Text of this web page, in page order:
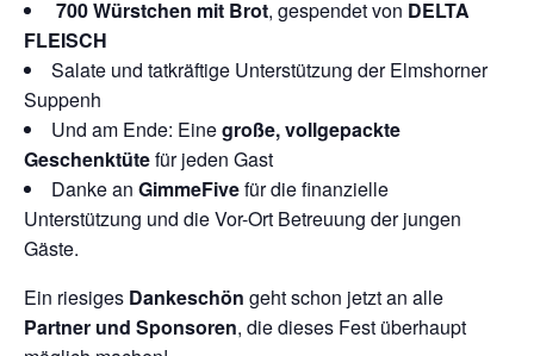
700 Würstchen mit Brot, gespendet von DELTA
FLEISCH
Salate und tatkräftige Unterstützung der Elmshorner
Suppenh
Und am Ende: Einegroße, vollgepackte
Geschenktütefür jeden Gast
Danke an GimmeFivefür die finanzielle
Unterstützung und die Vor-Ort Betreuung der jungen
Gäste.
Ein riesiges Dankeschön geht schon jetzt an alle
Partner und Sponsoren, die dieses Fest überhaupt